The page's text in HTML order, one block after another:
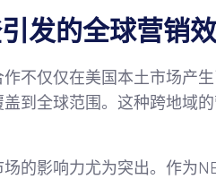
发的全球营销
不仅仅在美国本土市场产
到全球范围。这种跨地域
的影响力尤为突出。作为